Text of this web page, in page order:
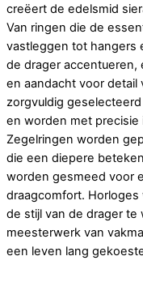
creëert de edelsmid
Van ringen die de
vastleggen tot hangers
de drager
en aandacht voor detail
zorgvuldig
en worden met
Zegelringen worden
die een diepere
worden gesmeed voor
draagcomfort.
de stijl van de drager te
meesterwerk van
een leven lang